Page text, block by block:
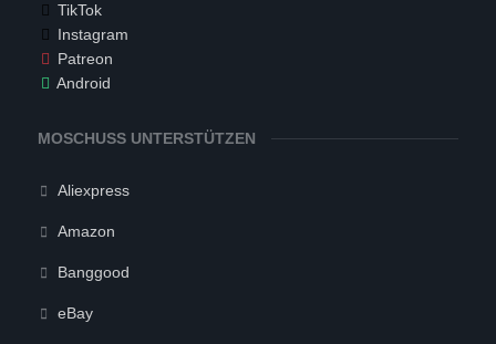
TikTok
Instagram
Patreon
Android
MOSCHUSS UNTERSTÜTZEN
Aliexpress
Amazon
Banggood
eBay